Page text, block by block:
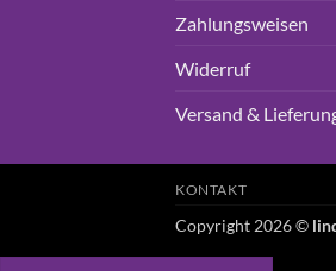
Zahlungsweisen
Widerruf
Versand &
KONTAKT
Copyright 2026 ©